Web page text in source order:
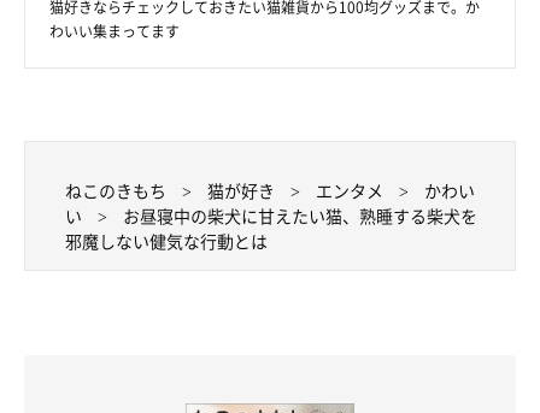
猫好きならチェックしておきたい猫雑貨から100均グッズまで。か
わいい集まってます
ねこのきもち 猫が好き エンタメ
かわい
い
お昼寝中の柴犬に甘えたい猫、熟睡する柴犬を
邪魔しない健気な行動とは